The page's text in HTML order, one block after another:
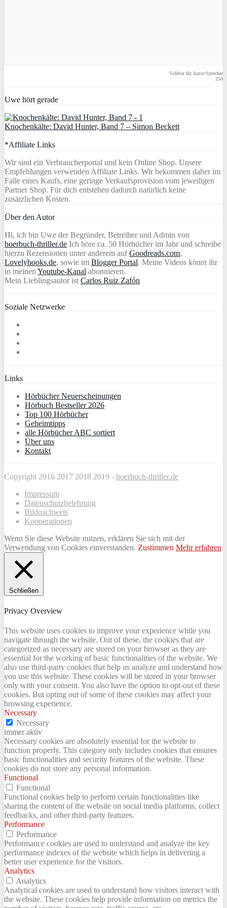
Sidebar für Autor/Sprecher
250
Uwe hört gerade
Knochenkälte: David Hunter, Band 7 – Simon Beckett
*Affiliate Links
Wir sind ein Verbraucherportal und kein Online Shop. Unsere
Empfehlungen verwenden Affiliate Links. Wir bekommen daher im
Falle eines Kaufs, eine geringe Verkaufsprovision vom jeweiligen
Partner Shop. Für dich entstehen dadurch natürlich keine
zusätzlichen Kosten.
Über den Autor
Hi, ich bin Uwe der Begründer, Betreiber und Admin von
hoerbuch-thriller.de Ich höre ca. 50 Hörbücher im Jahr und schreibe
hierzu Rezensionen unter anderem aufGoodreads.com,
Lovelybooks.de, sowie im Blogger Portal. Meine Videos könnt ihr
in meinen Youtube-Kanal abonnieren.
Mein Lieblingsautor ist Carlos Ruiz Zafón
Soziale Netzwerke
Links
Hörbücher Neuerscheinungen
Hörbuch Bestseller 2026
Top 100 Hörbücher
Geheimtipps
alle Hörbücher ABC sortiert
Über uns
Kontakt
Copyright 2016 2017 2018 2019 - hoerbuch-thriller.de
Impressum
Datenschutzbelehrung
Bildnachweis
Kooperationen
Wenn Sie diese Website nutzen, erklären Sie sich mit der
Verwendung von Cookies einverstanden. Zustimmen Mehr erfahren
Schließen
Privacy Overview
This website uses cookies to improve your experience while you
navigate through the website. Out of these, the cookies that are
categorized as necessary are stored on your browser as they are
essential for the working of basic functionalities of the website. We
also use third-party cookies that help us analyze and understand how
you use this website. These cookies will be stored in your browser
only with your consent. You also have the option to opt-out of these
cookies. But opting out of some of these cookies may affect your
browsing experience.
Necessary
Necessary
immer aktiv
Necessary cookies are absolutely essential for the website to
function properly. This category only includes cookies that ensures
basic functionalities and security features of the website. These
cookies do not store any personal information.
Functional
Functional
Functional cookies help to perform certain functionalities like
sharing the content of the website on social media platforms, collect
feedbacks, and other third-party features.
Performance
Performance
Performance cookies are used to understand and analyze the key
performance indexes of the website which helps in delivering a
better user experience for the visitors.
Analytics
Analytics
Analytical cookies are used to understand how visitors interact with
the website. These cookies help provide information on metrics the